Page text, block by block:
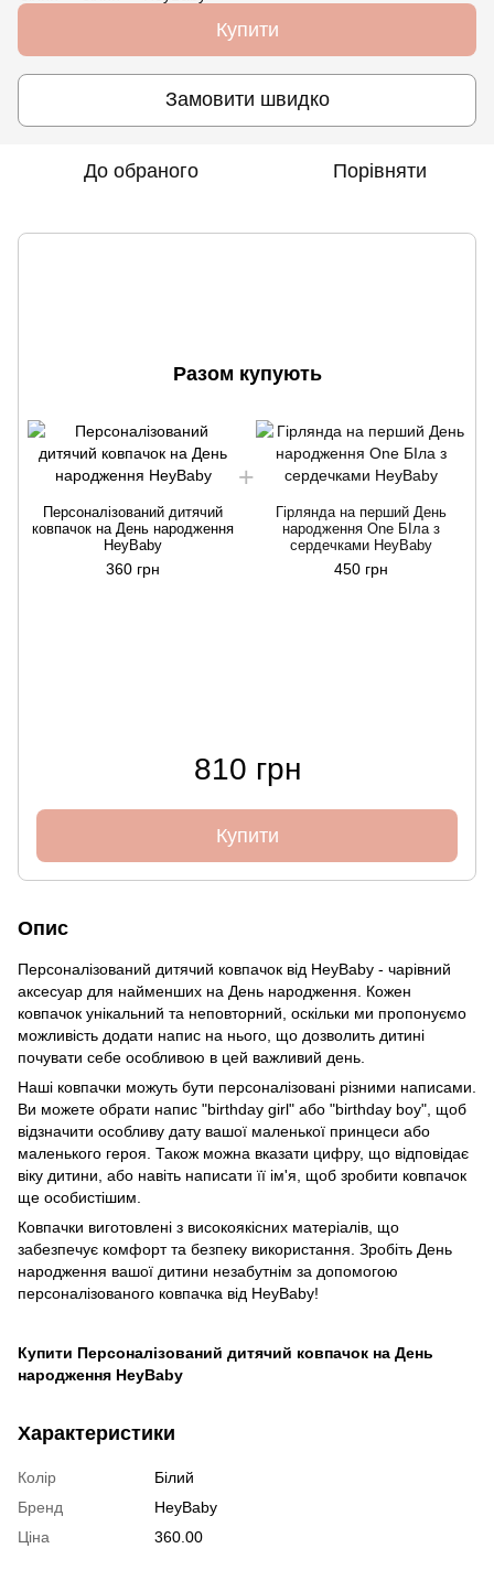
Купити
Замовити швидко
До обраного Порівняти
Разом купують
Персоналізований дитячий
ковпачок на День народження
HeyBaby
360 грн
Гірлянда на перший День
народження One БІла з
сердечками HeyBaby
450 грн
810 грн
Купити
Опис
Персоналізований дитячий ковпачок від HeyBaby - чарівний
аксесуар для найменших на День народження. Кожен
ковпачок унікальний та неповторний, оскільки ми пропонуємо
можливість додати напис на нього, що дозволить дитині
почувати себе особливою в цей важливий день.
Наші ковпачки можуть бути персоналізовані різними написами.
Ви можете обрати напис "birthday girl" або "birthday boy", щоб
відзначити особливу дату вашої маленької принцеси або
маленького героя. Також можна вказати цифру, що відповідає
віку дитини, або навіть написати її ім'я, щоб зробити ковпачок
ще особистішим.
Ковпачки виготовлені з високоякісних матеріалів, що
забезпечує комфорт та безпеку використання. Зробіть День
народження вашої дитини незабутнім за допомогою
персоналізованого ковпачка від HeyBaby!
Купити Персоналізований дитячий ковпачок на День
народження HeyBaby
Характеристики
Колір
Білий
Бренд
HeyBaby
Ціна
360.00